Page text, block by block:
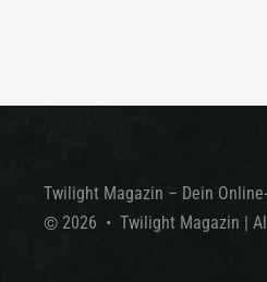
Twilight Magazin – Dein
© 2026 • Twilight Magazin |